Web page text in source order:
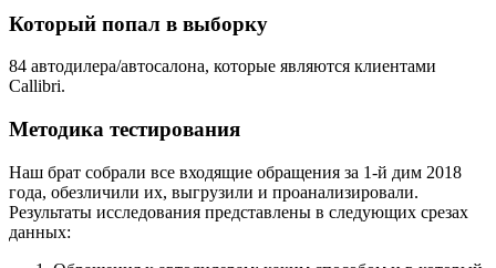
Который попал в выборку
84 автодилера/автосалона, которые являются клиентами
Callibri.
Методика тестирования
Наш брат собрали все входящие обращения за 1-й дим 2018
года, обезличили их, выгрузили и проанализировали.
Результаты исследования представлены в следующих срезах
данных: